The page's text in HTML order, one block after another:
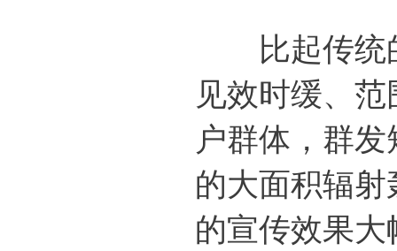
比起传统
见效时缓、
户群体，群
的大面积辐
的宣传效果